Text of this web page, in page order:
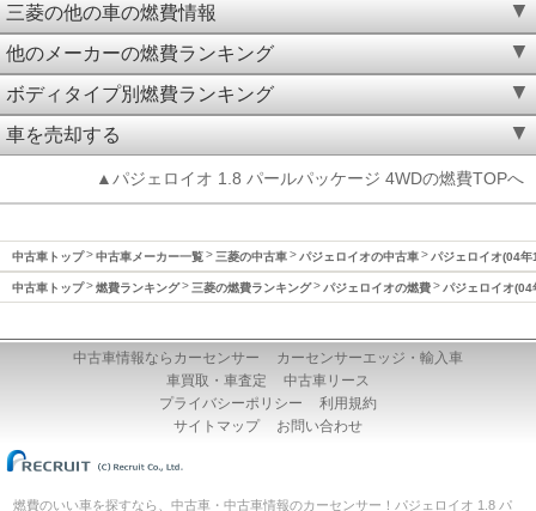
三菱の他の車の燃費情報
他のメーカーの燃費ランキング
ボディタイプ別燃費ランキング
車を売却する
▲パジェロイオ 1.8 パールパッケージ 4WDの燃費TOPへ
中古車トップ 中古車メーカー一覧 三菱の中古車 パジェロイオの中古車 パジェロイオ(04
中古車トップ 燃費ランキング 三菱の燃費ランキング パジェロイオの燃費 パジェロイオ
中古車情報ならカーセンサー
カーセンサーエッジ・輸入車
車買取・車査定
中古車リース
プライバシーポリシー
利用規約
サイトマップ
お問い合わせ
燃費のいい車を探すなら、中古車・中古車情報のカーセンサー！パジェロイオ 1.8 パ